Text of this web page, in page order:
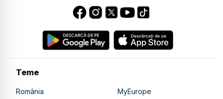
Teme
România
MyEurope